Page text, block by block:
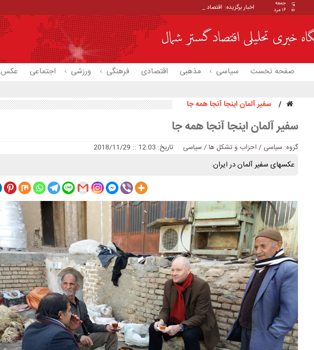
۱۴۰۵
جمعه
۱۶ مرد
اخبار برگزیده: اقتصاد و گره بنزین
صفحه نخست سیاسی مذهبی اقتصادی فرهنگی ورزشی اجتماعی عکس
سفیر آلمان اینجا آنجا همه جا
سفیر آلمان اینجا آنجا همه جا
گروه: سیاسی / احزاب و تشکل ها/ سیاسی تاریخ: 12:03 :: 2018/11/29
عکسهای سفیر آلمان در ایران